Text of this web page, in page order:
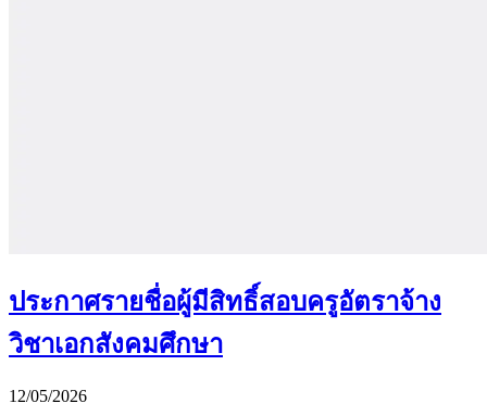
ประกาศรายชื่อผู้มีสิทธิ์สอบครูอัตราจ้าง
วิชาเอกสังคมศึกษา
12/05/2026